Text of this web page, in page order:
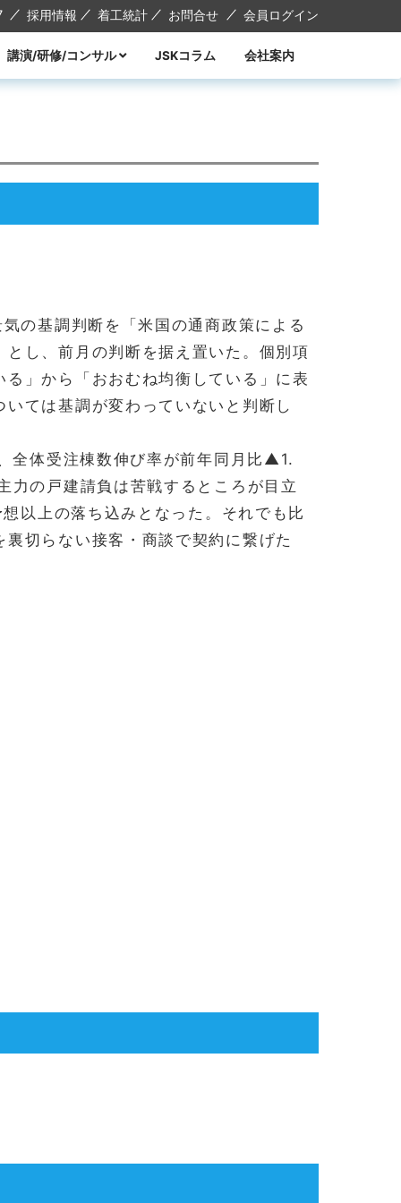
採用情報 着工統計 お問合せ 会員ログイン
講演/研修/コンサル JSKコラム 会社案内
の基調判断を「米国の通商政策による
し、前月の判断を据え置いた。個別項
」から「おおむね均衡している」に表
ては基調が変わっていないと判断し
全体受注棟数伸び率が前年同月比▲1.
力の戸建請負は苦戦するところが目立
以上の落ち込みとなった。それでも比
切らない接客・商談で契約に繋げた